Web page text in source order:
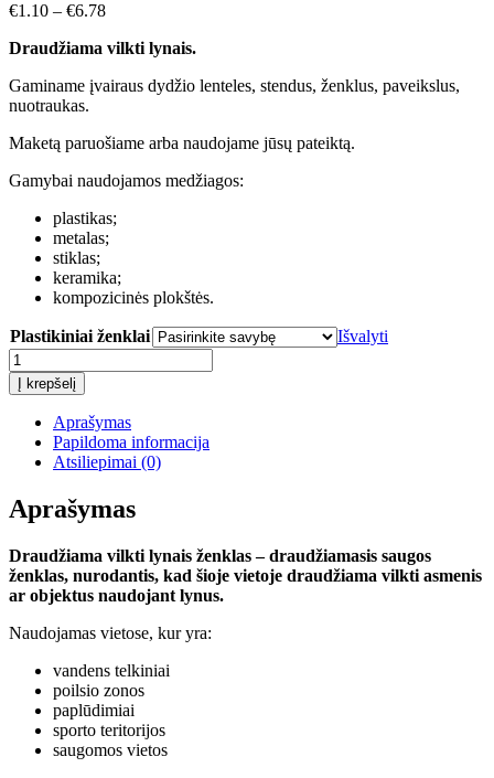
€1.10 – €6.78
Draudžiama vilkti lynais.
Gaminame įvairaus dydžio lenteles, stendus, ženklus, paveikslus,
nuotraukas.
Maketą paruošiame arba naudojame jūsų pateiktą.
Gamybai naudojamos medžiagos:
plastikas;
metalas;
stiklas;
keramika;
kompozicinės plokštės.
Plastikiniai ženklai
Išvalyti
produkto
kiekis:
Draudžiama
vilkti
lynais
Į krepšelį
Aprašymas
Papildoma informacija
Atsiliepimai (0)
Aprašymas
Draudžiama vilkti lynais ženklas – draudžiamasis saugos
ženklas, nurodantis, kad šioje vietoje draudžiama vilkti asmenis
ar objektus naudojant lynus.
Naudojamas vietose, kur yra:
vandens telkiniai
poilsio zonos
paplūdimiai
sporto teritorijos
saugomos vietos